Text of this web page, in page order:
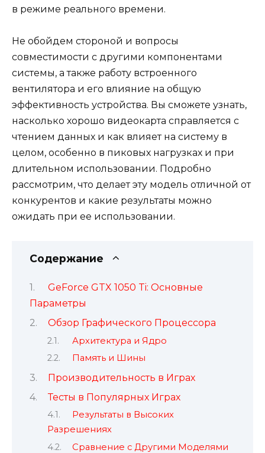
в режиме реального времени.
Не обойдем стороной и вопросы
совместимости с другими компонентами
системы, а также работу встроенного
вентилятора и его влияние на общую
эффективность устройства. Вы сможете узнать,
насколько хорошо видеокарта справляется с
чтением данных и как влияет на систему в
целом, особенно в пиковых нагрузках и при
длительном использовании. Подробно
рассмотрим, что делает эту модель отличной от
конкурентов и какие результаты можно
ожидать при ее использовании.
Содержание
GeForce GTX 1050 Ti: Основные
Параметры
Обзор Графического Процессора
Архитектура и Ядро
Память и Шины
Производительность в Играх
Тесты в Популярных Играх
Результаты в Высоких
Разрешениях
Сравнение с Другими Моделями